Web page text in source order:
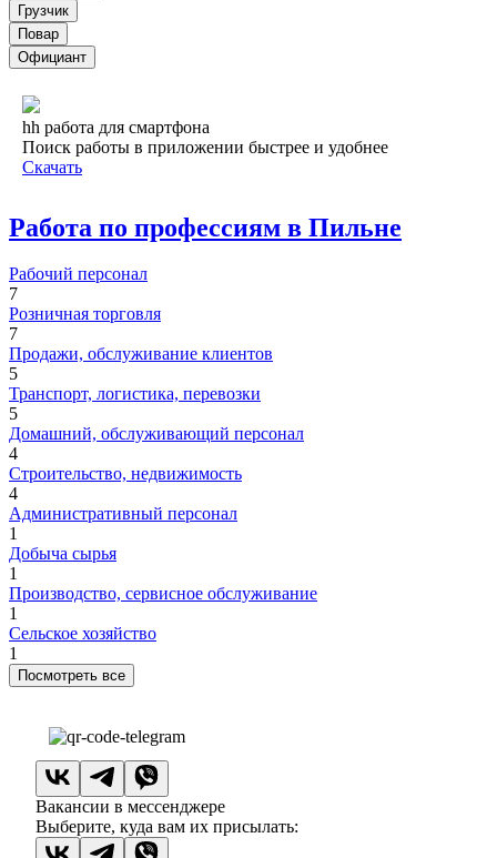
Грузчик
Повар
Официант
hh работа для смартфона
Поиск работы в приложении быстрее и удобнее
Скачать
Работа по профессиям в Пильне
Рабочий персонал
7
Розничная торговля
7
Продажи, обслуживание клиентов
5
Транспорт, логистика, перевозки
5
Домашний, обслуживающий персонал
4
Строительство, недвижимость
4
Административный персонал
1
Добыча сырья
1
Производство, сервисное обслуживание
1
Сельское хозяйство
1
Посмотреть все
Вакансии в мессенджере
Выберите, куда вам их присылать: